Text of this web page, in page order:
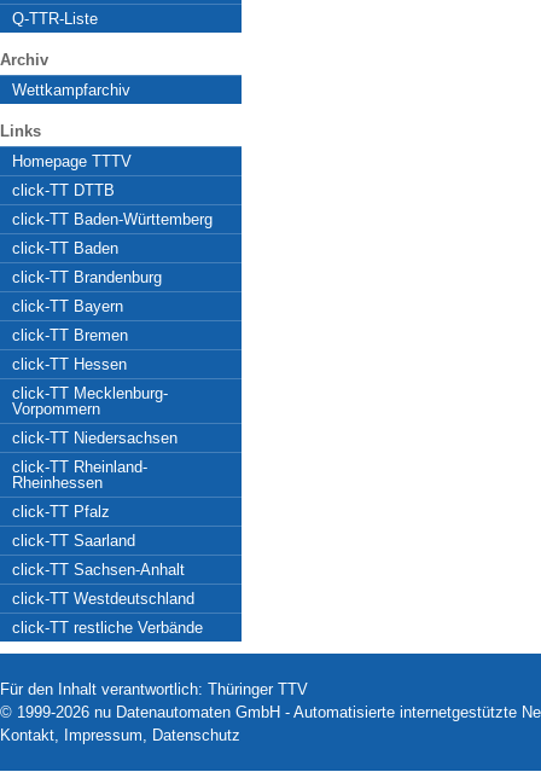
Q-TTR-Liste
Archiv
Wettkampfarchiv
Links
Homepage TTTV
click-TT DTTB
click-TT Baden-Württemberg
click-TT Baden
click-TT Brandenburg
click-TT Bayern
click-TT Bremen
click-TT Hessen
click-TT Mecklenburg-
Vorpommern
click-TT Niedersachsen
click-TT Rheinland-
Rheinhessen
click-TT Pfalz
click-TT Saarland
click-TT Sachsen-Anhalt
click-TT Westdeutschland
click-TT restliche Verbände
Für den Inhalt verantwortlich: Thüringer TTV
© 1999-2026 nu Datenautomaten GmbH - Automatisierte internetgestützte
Kontakt, Impressum, Datenschutz